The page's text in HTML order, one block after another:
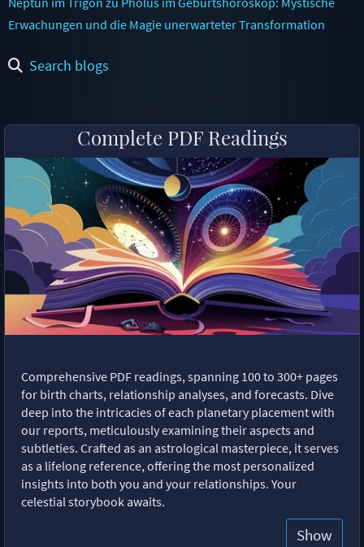
Erwachungen und die Magie unerwarteter Transformation
Search blogs
Complete PDF Readings
Comprehensive PDF readings, spanning 100 to 300+ pages
for birth charts, relationship analyses, and forecasts. Dive
deep into the intricacies of each planetary placement with
our reports, meticulously examining their aspects and
subtleties. Crafted as an astrological masterpiece, it serves
as a lifelong reference, offering the most personalized
insights into both you and your relationships. Your
celestial storybook awaits.
Show